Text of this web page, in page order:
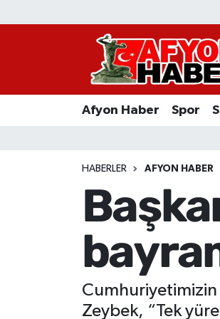
Afyon Haber Spor
HABERLER AFYON HABER
Cumhuriyetimizin
Zeybek, “Tek
Afyon Haber
Asayiş Yaşam
Sivil Toplum
Ekonomi